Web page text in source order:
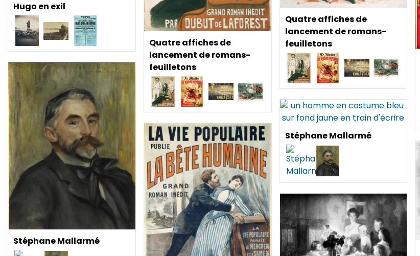
Hugo en exil
Quatre affiches de
lancement de romans-
feuilletons
Quatre affiches de
lancement de romans-
feuilletons
Stéphane Mallarmé
Stéphane Mallarmé